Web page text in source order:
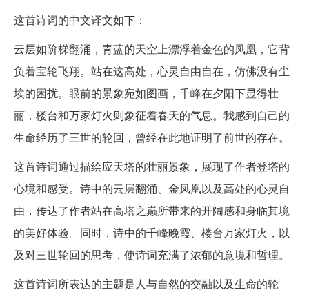
这首诗词的中文译文如下：
云层如阶梯翻涌，青蓝的天空上漂浮着金色的凤凰，它背
负着宝轮飞翔。站在这高处，心灵自由自在，仿佛没有尘
埃的困扰。眼前的景象宛如图画，千峰在夕阳下显得壮
丽，楼台和万家灯火则象征着春天的气息。我感到自己的
生命经历了三世的轮回，曾经在此地证明了前世的存在。
这首诗词通过描绘应天塔的壮丽景象，展现了作者登塔的
心境和感受。诗中的云层翻涌、金凤凰以及高处的心灵自
由，传达了作者站在高塔之巅所带来的开阔感和身临其境
的美好体验。同时，诗中的千峰晚霞、楼台万家灯火，以
及对三世轮回的思考，使诗词充满了浓郁的意境和哲理。
这首诗词所表达的主题是人与自然的交融以及生命的轮